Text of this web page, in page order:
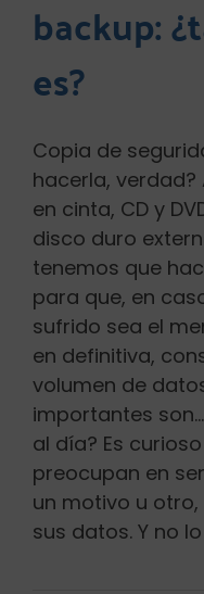
Buscar:
backup:
es?
Copia de
hacerla,
en cinta, CD y
disco duro
tenemos que
para que, en
sufrido sea el
en definitiva,
volumen de
importantes
al día? Es
preocupan en
un motivo u
sus datos. Y no